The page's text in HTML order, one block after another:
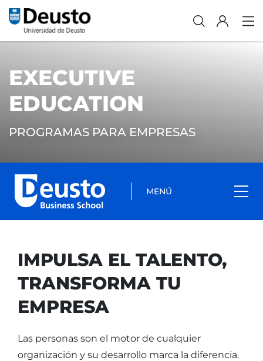
EXECUTIVE
EDUCATION
PROGRAMAS PARA EMPRESAS
MENÚ
IMPULSA EL TALENTO,
TRANSFORMA TU
EMPRESA
Las personas son el motor de cualquier
organización y su desarrollo marca la diferencia.